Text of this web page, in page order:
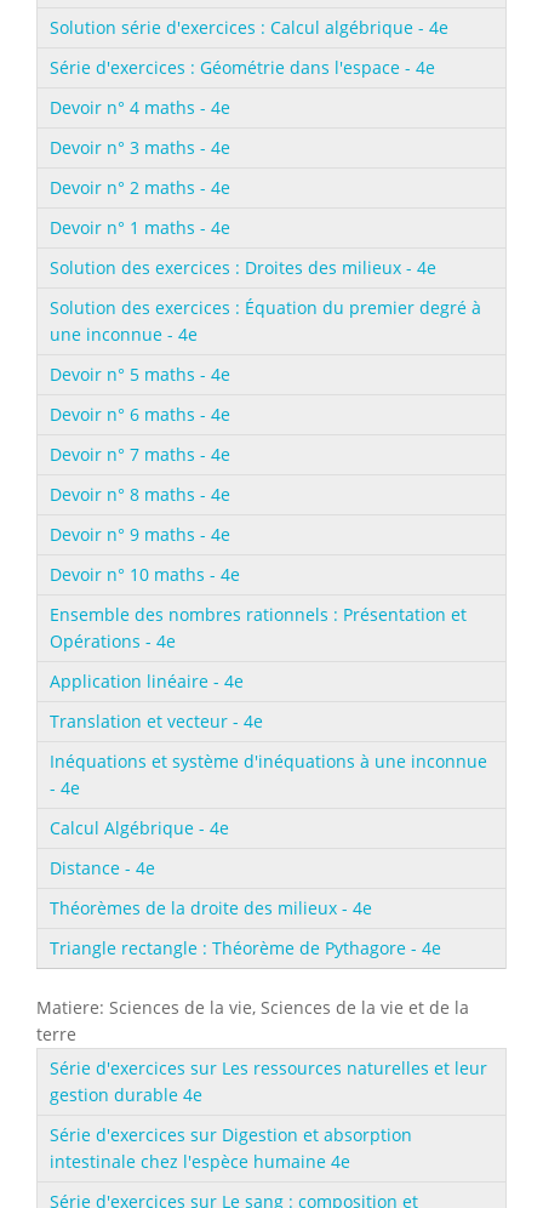
Solution série d'exercices : Calcul algébrique - 4e
Série d'exercices : Géométrie dans l'espace - 4e
Devoir n° 4 maths - 4e
Devoir n° 3 maths - 4e
Devoir n° 2 maths - 4e
Devoir n° 1 maths - 4e
Solution des exercices : Droites des milieux - 4e
Solution des exercices : Équation du premier degré à
une inconnue - 4e
Devoir n° 5 maths - 4e
Devoir n° 6 maths - 4e
Devoir n° 7 maths - 4e
Devoir n° 8 maths - 4e
Devoir n° 9 maths - 4e
Devoir n° 10 maths - 4e
Ensemble des nombres rationnels : Présentation et
Opérations - 4e
Application linéaire - 4e
Translation et vecteur - 4e
Inéquations et système d'inéquations à une inconnue
- 4e
Calcul Algébrique - 4e
Distance - 4e
Théorèmes de la droite des milieux - 4e
Triangle rectangle : Théorème de Pythagore - 4e
Matiere: Sciences de la vie, Sciences de la vie et de la
terre
Série d'exercices sur Les ressources naturelles et leur
gestion durable 4e
Série d'exercices sur Digestion et absorption
intestinale chez l'espèce humaine 4e
Série d'exercices sur Le sang : composition et